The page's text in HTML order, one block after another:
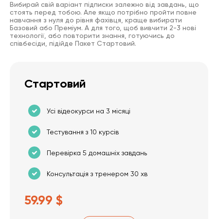
Вибирай свій варіант підписки залежно від завдань, що
стоять перед тобою. Але якщо потрібно пройти повне
навчання з нуля до рівня фахівця, краще вибирати
Базовий або Преміум. А для того, щоб вивчити 2-3 нові
технології, або повторити знання, готуючись до
співбесіди, підійде Пакет Стартовий.
Стартовий
Усі відеокурси на 3 місяці
Тестування з 10 курсів
Перевірка 5 домашніх завдань
Консультація з тренером 30 хв
59.99 $